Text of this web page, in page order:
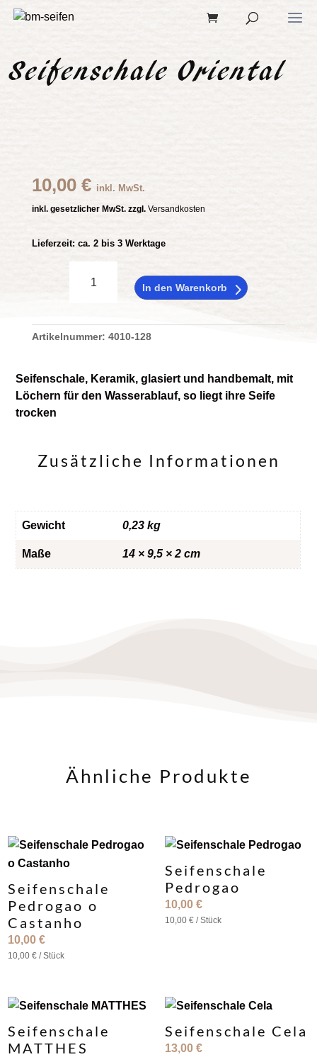
Seifenschale Oriental
10,00 € inkl. MwSt.
inkl. gesetzlicher MwSt. zzgl. Versandkosten
Lieferzeit:ca. 2 bis 3 Werktage
Oriental
In den Warenkorb
Artikelnummer: 4010-128
Seifenschale, Keramik, glasiert und handbemalt, mit
Löchern für den Wasserablauf, so liegt ihre Seife
trocken
Zusätzliche Informationen
Gewicht 0,23 kg
Maße 14 × 9,5 × 2 cm
Ähnliche Produkte
Seifenschale
Pedrogao o
Castanho
10,00€
10,00€ /Stück
Seifenschale
Pedrogao
10,00 €
10,00 €/Stück
Seifenschale
MATTHES
Seifenschale Cela
13,00 €